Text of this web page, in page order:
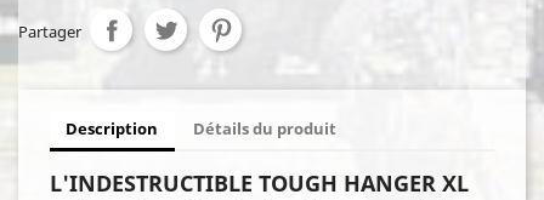
Partager
Description Détails du produit
L'INDESTRUCTIBLE TOUGH HANGER XL